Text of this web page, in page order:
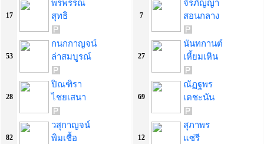
17
พรพรรณ
สุทธิ
53
กนกกาญจน์
ล่าสมบูรณ์
28
ปิณฑิรา
ไชยเสนา
82
วสุกาญจน์
พิมเชื้อ
7
จิรภิญญา
สอนกลาง
27
นันทกานต์
เหี้ยมเหิน
69
ณัฏฐพร
เตชะนัน
12
สุภาพร
แซ่รี